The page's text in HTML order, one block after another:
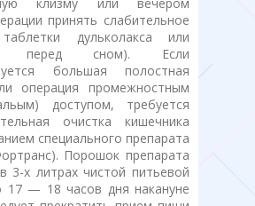
принять слабительное
дульколакса или
перед сном). Если
большая полостная
операция промежностным
доступом, требуется
очистка кишечника
специального препарата
Порошок препарата
3-х литрах чистой питьевой
17 — 18 часов дня накануне